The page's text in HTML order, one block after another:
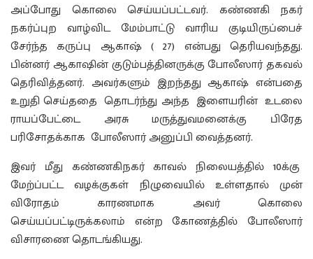
அப்போது கொலை செய்யப்பட்டவர். கண்ணகி நகர்
நகர்ப்புற வாழ்விட மேம்பாட்டு வாரிய குடியிருப்பைச்
சேர்ந்த கருப்பு ஆகாஷ் ( 27) என்பது தெரியவந்தது.
பின்னர் ஆகாஷின் குடும்பத்தினருக்கு போலீஸார் தகவல்
தெரிவித்தனர். அவர்களும் இறந்தது ஆகாஷ் என்பதை
உறுதி செய்ததை தொடர்ந்து அந்த இளையரின் உடலை
ராயப்பேட்டை அரசு மருத்துவமனைக்கு பிரேத
பரிசோதக்காக போலீஸார் அனுப்பி வைத்தனர்.
இவர் மீது கண்ணகிநகர் காவல் நிலையத்தில் 10க்கு
மேற்ப்பட்ட வழக்குகள் நிழுவையில் உள்ளதால் முன்
விரோதம் காரணமாக அவர் கொலை
செய்யப்பட்டிருக்கலாம் என்ற கோணத்தில் போலீஸார்
விசாரணை தொடங்கியது.